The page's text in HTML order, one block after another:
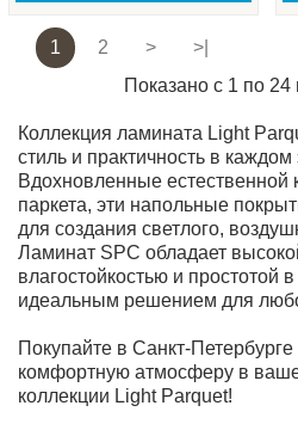
1 2 >
>|
Показано с 1 по 24
Коллекция ламината Light
стиль и практичность в
Вдохновленные естественной
паркета, эти напольные
для создания светлого,
Ламинат SPC обладает
влагостойкостью и простотой
идеальным решением для
Покупайте в Санкт-
комфортную атмосферу в
коллекции Light Parquet!